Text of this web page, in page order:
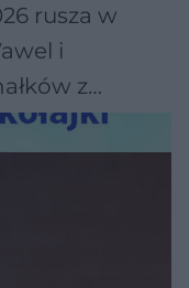
rusza w
i
z